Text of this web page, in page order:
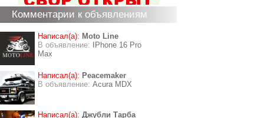
Комментарии к объявлениям
Написал(а): Moto Line
В объявление:
IPhone 16 Pro
Max
Написал(а): Peacemaker
В объявление: Acura MDX
Написал(а): Джубли Тарба